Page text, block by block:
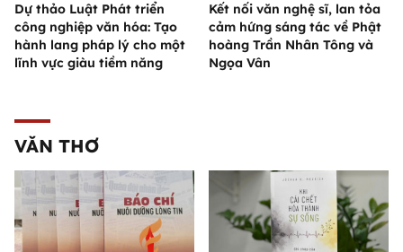
Dự thảo Luật Phát triển
công nghiệp văn hóa: Tạo
hành lang pháp lý cho một
lĩnh vực giàu tiềm năng
Kết nối văn nghệ sĩ, lan tỏa
cảm hứng sáng tác về Phật
hoàng Trần Nhân Tông và
Ngọa Vân
VĂN THƠ